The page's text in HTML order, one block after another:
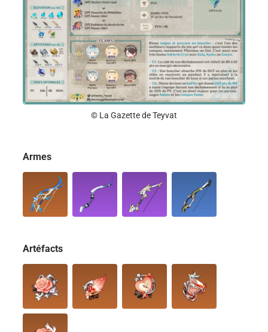
© La Gazette de Teyvat
Armes
Artéfacts